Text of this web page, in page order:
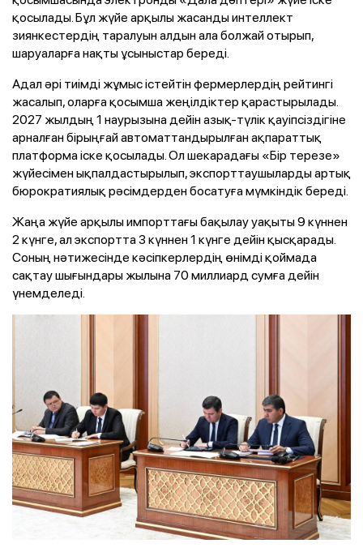
қосылады. Бұл жүйе арқылы жасанды интеллект
зиянкестердің таралуын алдын ала болжай отырып,
шаруаларға нақты ұсыныстар береді.
Адал әрі тиімді жұмыс істейтін фермерлердің рейтингі
жасалып, оларға қосымша жеңілдіктер қарастырылады.
2027 жылдың 1 наурызына дейін азық-түлік қауіпсіздігіне
арналған бірыңғай автоматтандырылған ақпараттық
платформа іске қосылады. Ол шекарадағы «Бір терезе»
жүйесімен ықпалдастырылып, экспорттаушыларды артық
бюрократиялық рәсімдерден босатуға мүмкіндік береді.
Жаңа жүйе арқылы импорттағы бақылау уақыты 9 күннен
2 күнге, ал экспортта 3 күннен 1 күнге дейін қысқарады.
Соның нәтижесінде кәсіпкерлердің өнімді қоймада
сақтау шығындары жылына 70 миллиард сумға дейін
үнемделеді.